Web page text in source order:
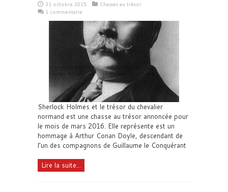
31 octobre 2015
Chasses au trésor
1 commentaire
Sherlock Holmes et le trésor du chevalier
normand est une chasse au trésor annoncée pour
le mois de mars 2016. Elle représente est un
hommage à Arthur Conan Doyle, descendant de
l’un des compagnons de Guillaume le Conquérant
Lire la suite...